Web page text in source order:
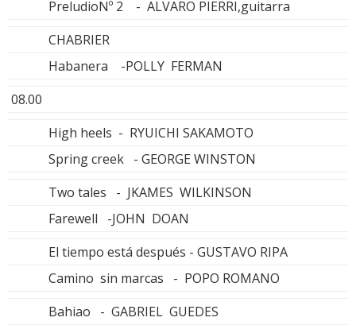
PreludioNº 2 - ALVARO PIERRI,guitarra
CHABRIER
Habanera -POLLY FERMAN
08.00
High heels - RYUICHI SAKAMOTO
Spring creek - GEORGE WINSTON
Two tales - JKAMES WILKINSON
Farewell -JOHN DOAN
El tiempo está después - GUSTAVO RIPA
Camino sin marcas - POPO ROMANO
Bahiao - GABRIEL GUEDES